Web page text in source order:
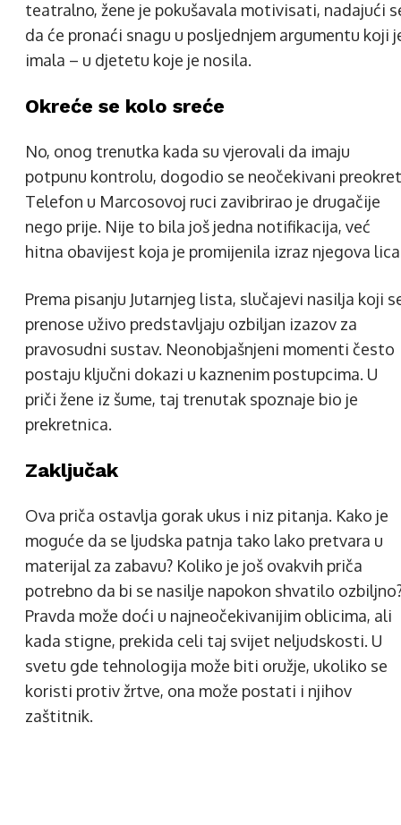
teatralno, žene je pokušavala motivisati, nadajući
da će pronaći snagu u posljednjem argumentu koji
imala – u djetetu koje je nosila.
Okreće se kolo sreće
No, onog trenutka kada su vjerovali da imaju
potpunu kontrolu, dogodio se neočekivani
Telefon u Marcosovoj ruci zavibrirao je drugačije
nego prije. Nije to bila još jedna notifikacija, već
hitna obavijest koja je promijenila izraz njegova
Prema pisanju Jutarnjeg lista, slučajevi nasilja koji
prenose uživo predstavljaju ozbiljan izazov za
pravosudni sustav. Neonobjašnjeni momenti često
postaju ključni dokazi u kaznenim postupcima. U
priči žene iz šume, taj trenutak spoznaje bio je
prekretnica.
Zaključak
Ova priča ostavlja gorak ukus i niz pitanja. Kako je
moguće da se ljudska patnja tako lako pretvara u
materijal za zabavu? Koliko je još ovakvih priča
potrebno da bi se nasilje napokon shvatilo
Pravda može doći u najneočekivanijim oblicima, ali
kada stigne, prekida celi taj svijet neljudskosti. U
svetu gde tehnologija može biti oružje, ukoliko se
koristi protiv žrtve, ona može postati i njihov
zaštitnik.